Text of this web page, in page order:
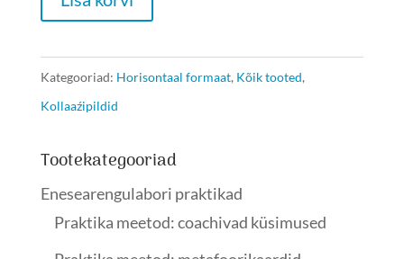
cm
Kategooriad: Horisontaal formaat, Kõik tooted,
Kollaaźipildid
Tootekategooriad
Enesearengulabori praktikad
Praktika meetod: coachivad küsimused